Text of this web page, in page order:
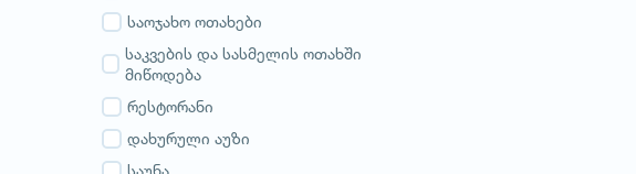
სამცხე-ჯავახეთი
იმერეთი
გურია
სამეგრელო
სვანეთი
რაჭა-ლეჩხუმი
საოჯახო ოთახები
საკვების და სასმელის ოთახში
მიწოდება
რესტორანი
დახურული აუზი
საუნა